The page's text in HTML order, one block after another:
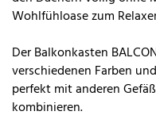
Wohlfühloase zum
Der Balkonkasten
verschiedenen Farben
perfekt mit anderen
kombinieren.